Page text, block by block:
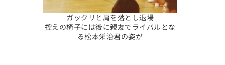
ガックリと肩を落とし退場
控えの椅子には後に親友でライバルとな
る松本栄治君の姿が